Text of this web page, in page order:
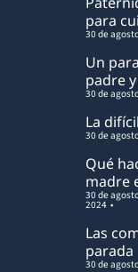
para
30 de
Un
padre
30 de
La
30 de
Qué
madre
30 de
2024
Las
parada
30 de